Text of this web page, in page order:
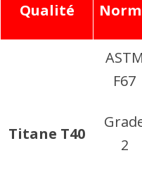
Qualité
ASTM
F67
Titane T40
2